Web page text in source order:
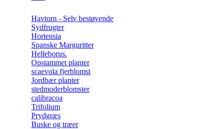
Havtorn - Selv bestøvende
Sydfrugter
Hortensia
Spanske Marguritter
Helleborus.
Opstammet planter
scaevola fjerblomst
Jordbær planter
stedmoderblomster
calibracoa
Trifolium
Prydgræs
Buske og træer